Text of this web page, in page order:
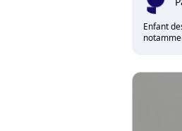
Enfant